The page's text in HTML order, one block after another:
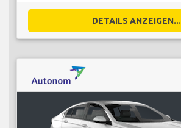
DETAILS ANZEIGEN...